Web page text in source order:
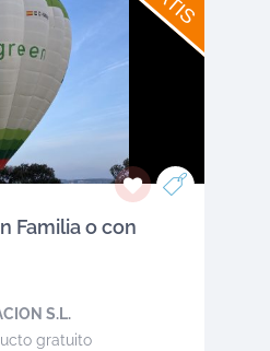
Familia o con
S.L.
gratuito